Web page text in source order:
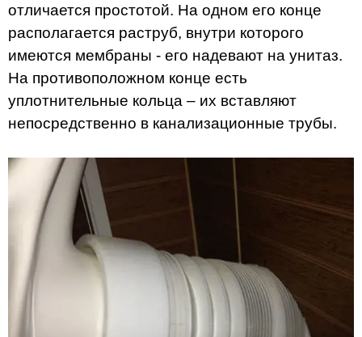
отличается простотой. На одном его конце
располагается раструб, внутри которого
имеются мембраны - его надевают на унитаз.
На противоположном конце есть
уплотнительные кольца – их вставляют
непосредственно в канализационные трубы.